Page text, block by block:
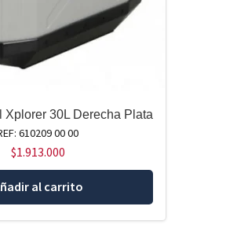
Xplorer 30L Derecha Plata
610209 00 00
$1.913.000
al carrito